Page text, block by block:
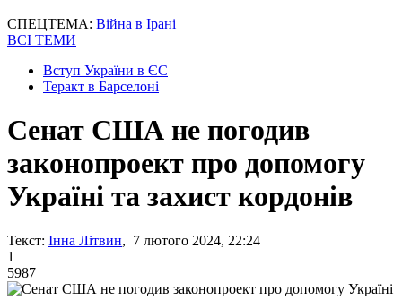
СПЕЦТЕМА: Війна в Ірані
ВСІ ТЕМИ
Вступ України в ЄС
Теракт в Барселоні
Сенат США не погодив
законопроект про допомогу
Україні та захист кордонів
Текст: Інна Літвин, 7 лютого 2024, 22:24
1
5987